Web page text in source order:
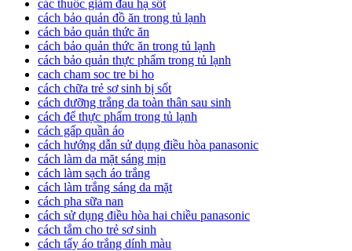
các thuốc giảm đau hạ sốt
cách bảo quản đồ ăn trong tủ lạnh
cách bảo quản thức ăn
cách bảo quản thức ăn trong tủ lạnh
cách bảo quản thực phẩm trong tủ lạnh
cach cham soc tre bi ho
cách chữa trẻ sơ sinh bị sốt
cách dưỡng trắng da toàn thân sau sinh
cách để thực phẩm trong tủ lạnh
cách gấp quần áo
cách hướng dẫn sử dụng điều hòa panasonic
cách làm da mặt sáng mịn
cách làm sạch áo trắng
cách làm trắng sáng da mặt
cách pha sữa nan
cách sử dụng điều hòa hai chiều panasonic
cách tắm cho trẻ sơ sinh
cách tẩy áo trắng dính màu